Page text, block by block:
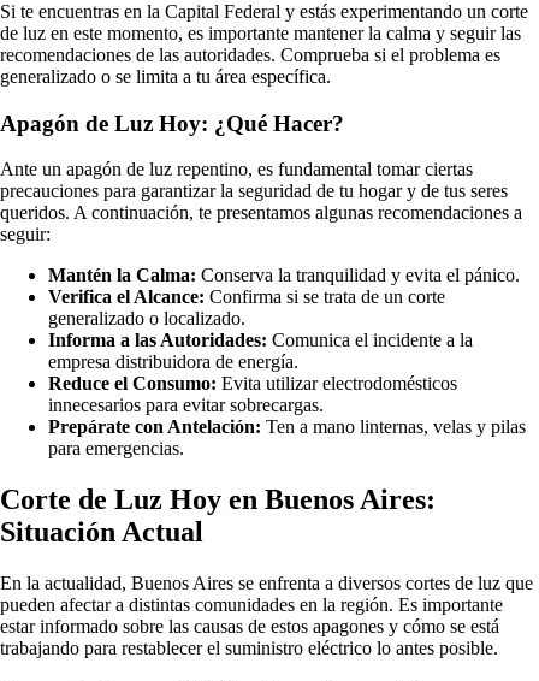
Si te encuentras en la Capital Federal y estás experimentando un corte
de luz en este momento, es importante mantener la calma y seguir las
recomendaciones de las autoridades. Comprueba si el problema es
generalizado o se limita a tu área específica.
Apagón de Luz Hoy: ¿Qué Hacer?
Ante un apagón de luz repentino, es fundamental tomar ciertas
precauciones para garantizar la seguridad de tu hogar y de tus seres
queridos. A continuación, te presentamos algunas recomendaciones a
seguir:
Mantén la Calma: Conserva la tranquilidad y evita el pánico.
Verifica el Alcance: Confirma si se trata de un corte
generalizado o localizado.
Informa a las Autoridades: Comunica el incidente a la
empresa distribuidora de energía.
Reduce el Consumo: Evita utilizar electrodomésticos
innecesarios para evitar sobrecargas.
Prepárate con Antelación: Ten a mano linternas, velas y pilas
para emergencias.
Corte de Luz Hoy en Buenos Aires:
Situación Actual
En la actualidad, Buenos Aires se enfrenta a diversos cortes de luz que
pueden afectar a distintas comunidades en la región. Es importante
estar informado sobre las causas de estos apagones y cómo se está
trabajando para restablecer el suministro eléctrico lo antes posible.